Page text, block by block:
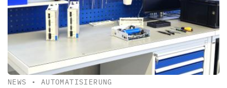
NEWS • AUTOMATISIERUNG